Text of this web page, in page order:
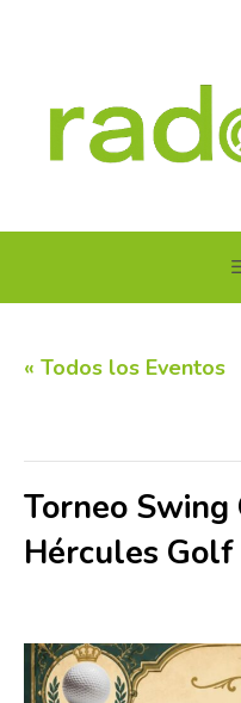
« Todos los Eventos
Torneo
Hércules Golf